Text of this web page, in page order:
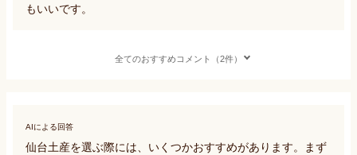
もいいです。
全てのおすすめコメント（2件）
AIによる回答
仙台土産を選ぶ際には、いくつかおすすめがあります。まず